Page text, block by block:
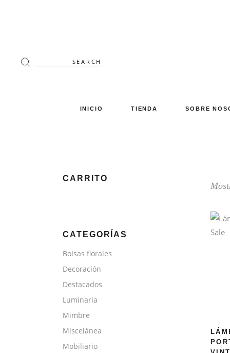
Search
for:
INICIO TIENDA SOBRE
Sale
CARRITO
CATEGORÍAS
Bolsas florales
Decoración
Destacados
Luminaria
Mimbre
Miscelánea
Mobiliario